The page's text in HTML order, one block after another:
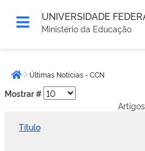
UNIVERSIDADE
Ministério da Educação
estáPágina inicial
Últimas Notícias - CCN
Mostrar #
Artigos
Título